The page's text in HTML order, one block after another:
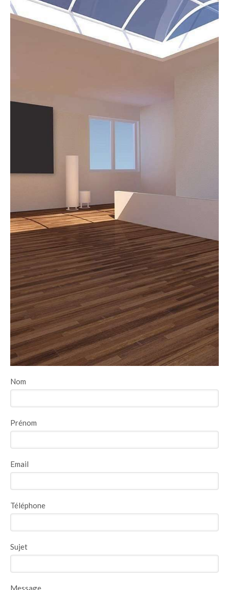
Nom
Prénom
Email
Téléphone
Sujet
Message